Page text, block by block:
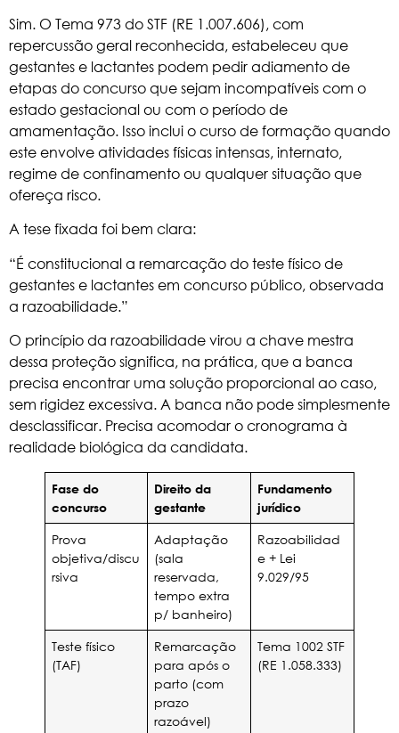
Sim. O Tema 973 do STF (RE 1.007.606), com
repercussão geral reconhecida, estabeleceu que
gestantes e lactantes podem pedir adiamento de
etapas do concurso que sejam incompatíveis com o
estado gestacional ou com o período de
amamentação. Isso inclui o curso de formação quando
este envolve atividades físicas intensas, internato,
regime de confinamento ou qualquer situação que
ofereça risco.
A tese fixada foi bem clara:
“É constitucional a remarcação do teste físico de
gestantes e lactantes em concurso público, observada
a razoabilidade.”
O princípio da razoabilidade virou a chave mestra
dessa proteção significa, na prática, que a banca
precisa encontrar uma solução proporcional ao caso,
sem rigidez excessiva. A banca não pode simplesmente
desclassificar. Precisa acomodar o cronograma à
realidade biológica da candidata.
Fase do
concurso
Direito da
gestante
Fundamento
jurídico
Prova
objetiva/discu
rsiva
Adaptação
(sala
reservada,
tempo extra
p/ banheiro)
Razoabilidad
e + Lei
9.029/95
Teste físico
(TAF)
Remarcação
para após o
parto (com
prazo
razoável)
Tema 1002 STF
(RE 1.058.333)